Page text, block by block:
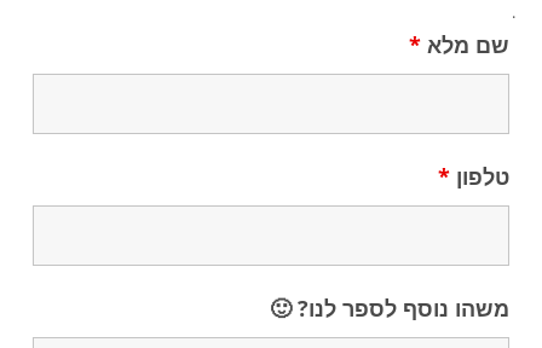
.
שם מלא*
טלפון*
משהו נוסף לספר לנו? 🙂